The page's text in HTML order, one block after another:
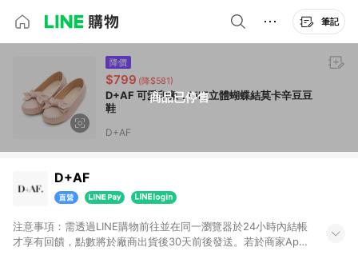
筆記
商品已停售
降價
$799 (降$581)
D+AF 可愛印象．MIT立體蝴蝶結莫卡辛豆豆
鞋
D+AF
D+AF
注意事項：需透過LINE購物前往並在同一瀏覽器於24小時內結帳
才享有回饋，點數將於廠商出貨後30天前後發送。若於商家App